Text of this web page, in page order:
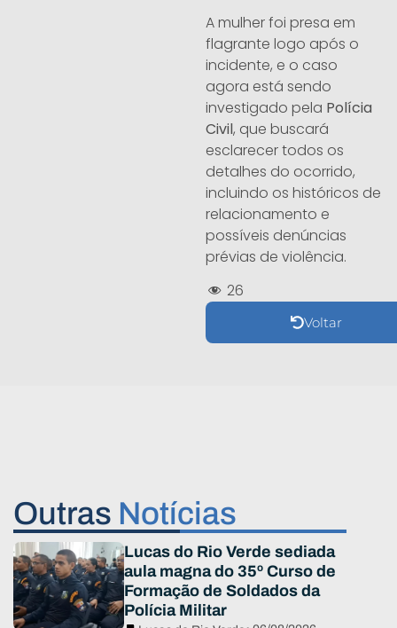
A mulher foi presa em
flagrante logo após o
incidente, e o caso
agora está sendo
investigado pela Polícia
Civil, que buscará
esclarecer todos os
detalhes do ocorrido,
incluindo os históricos de
relacionamento e
possíveis denúncias
prévias de violência.
26
Voltar
Outras Notícias
Lucas do Rio Verde sediada
aula magna do 35º Curso de
Formação de Soldados da
Polícia Militar